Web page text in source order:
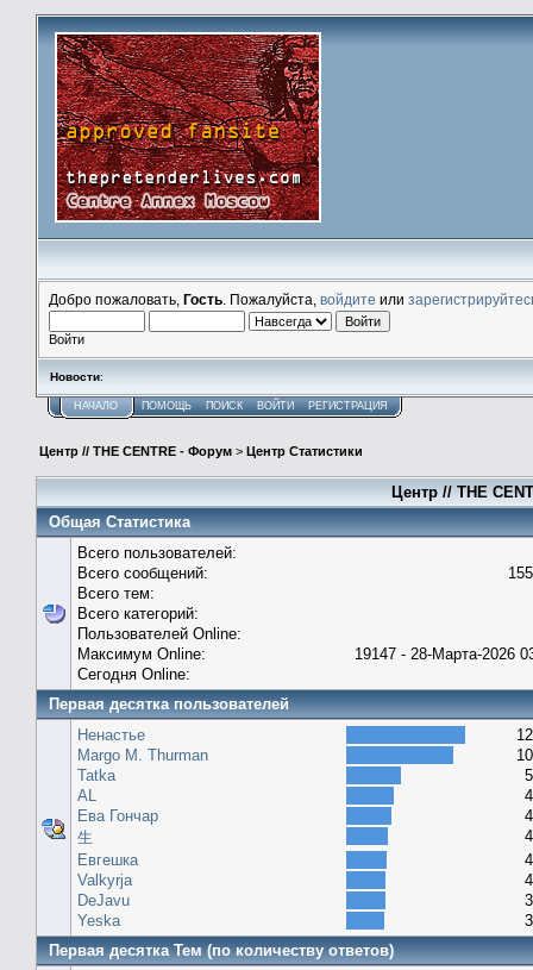
Добро пожаловать, Гость . Пожалуйста, войдите или
Войти
Новости:
НАЧАЛО ПОМОЩЬ ПОИСК ВОЙТИ РЕГИСТРАЦИЯ
Центр // THE CENTRE - Форум > Центр Статистики
Центр // THE
Общая Статистика
Всего пользователей:
Всего сообщений:
Всего тем:
Всего категорий:
Пользователей Online:
Максимум Online:
19147 - 28-Марта-2026
Сегодня Online:
Первая десятка пользователей
Ненастье
Margo M. Thurman
Tatka
AL
Ева Гончар
生
Евгешка
Valkyrja
DeJavu
Yeska
Первая десятка Тем (по количеству ответов)